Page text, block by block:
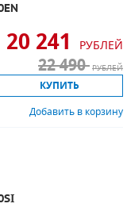
20 241 РУБЛЕЙ
22 490 РУБЛЕЙ
КУПИТЬ
Добавить в корзину